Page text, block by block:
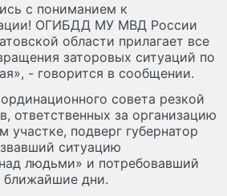
с пониманием к
ОГИБДД МУ МВД России
области прилагает все
заторовых ситуаций по
- говорится в сообщении.
совета резкой
ответственных за организацию
участке, подверг губернатор
ситуацию
людьми» и потребовавший
ближайшие дни.